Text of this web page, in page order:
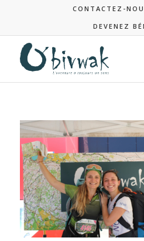
CONTACTEZ-
DEVENEZ